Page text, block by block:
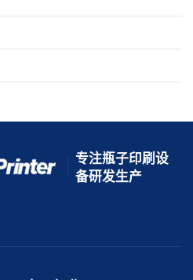
专注瓶子印刷设
备研发生产